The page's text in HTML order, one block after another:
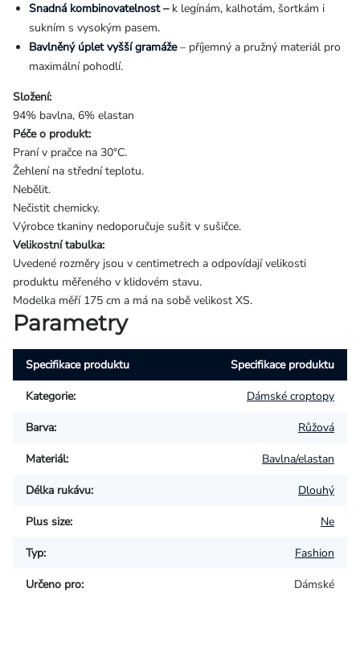
Snadná kombinovatelnost – k legínám, kalhotám, šortkám i
sukním s vysokým pasem.
Bavlněný úplet vyšší gramáže– příjemný a pružný materiál pro
maximální pohodlí.
Složení:
94% bavlna, 6% elastan
Péče o produkt:
Praní v pračce na 30°C.
Žehlení na střední teplotu.
Nebělit.
Nečistit chemicky.
Výrobce tkaniny nedoporučuje sušit v sušičce.
Velikostní tabulka:
Uvedené rozměry jsou v centimetrech a odpovídají velikosti
produktu měřeného v klidovém stavu.
Modelka měří 175 cm a má na sobě velikost XS.
Parametry
Specifikace produktu Specifikace produktu
Kategorie: Dámské croptopy
Barva: Růžová
Materiál: Bavlna/elastan
Délka rukávu: Dlouhý
Plus size: Ne
Typ: Fashion
Určeno pro: Dámské